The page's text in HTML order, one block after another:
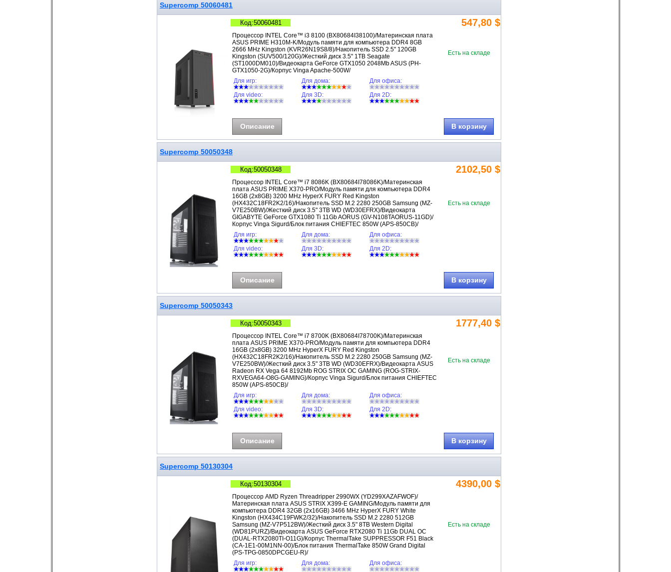
Supercomp 50060481
Код:50060481 547,80 $
Процессор INTEL Core™ i3 8100 (BX80684I38100)/Материнская плата
ASUS PRIME H310M-K/Модуль памяти для компьютера DDR4 8GB
2666 MHz Kingston (KVR26N19S8/8)/Накопитель SSD 2.5" 120GB
Kingston (SUV500/120G)/Жесткий диск 3.5" 1TB Seagate
(ST1000DM010)/Видеокарта GeForce GTX1050 2048Mb ASUS (PH-
GTX1050-2G)/Корпус Vinga Apache-500W/
Есть на складе
Для игр: Для дома:
Для офиса:
Для video:
Для 3D: Для 2D:
Описание В корзину
Supercomp 50050348
Код:50050348 2102,50 $
Процессор INTEL Core™ i7 8086K (BX80684I78086K)/Материнская
плата ASUS PRIME X370-PRO/Модуль памяти для компьютера DDR4
16GB (2x8GB) 3200 MHz HyperX FURY Red Kingston
(HX432C18FR2K2/16)/Накопитель SSD M.2 2280 250GB Samsung (MZ-
V7E250BW)/Жесткий диск 3.5" 3TB WD (WD30EFRX)/Видеокарта
GIGABYTE GeForce GTX1080 Ti 11Gb AORUS (GV-N108TAORUS-11GD)/
Корпус Vinga Sigurd/Блок питания CHIEFTEC 850W (APS-850CB)/
Есть на складе
Для игр: Для дома:
Для офиса:
Для video:
Для 3D: Для 2D:
Описание В корзину
Supercomp 50050343
Код:50050343 1777,40 $
Процессор INTEL Core™ i7 8700K (BX80684I78700K)/Материнская
плата ASUS PRIME X370-PRO/Модуль памяти для компьютера DDR4
16GB (2x8GB) 3200 MHz HyperX FURY Red Kingston
(HX432C18FR2K2/16)/Накопитель SSD M.2 2280 250GB Samsung (MZ-
V7E250BW)/Жесткий диск 3.5" 3TB WD (WD30EFRX)/Видеокарта ASUS
Radeon RX Vega 64 8192Mb ROG STRIX OC GAMING (ROG-STRIX-
RXVEGA64-O8G-GAMING)/Корпус Vinga Sigurd/Блок питания CHIEFTEC
850W (APS-850CB)/
Есть на складе
Для игр: Для дома:
Для офиса:
Для video:
Для 3D: Для 2D:
Описание В корзину
Supercomp 50130304
Код:50130304 4390,00 $
Процессор AMD Ryzen Threadripper 2990WX (YD299XAZAFWOF)/
Материнская плата ASUS STRIX X399-E GAMING/Модуль памяти для
компьютера DDR4 32GB (2x16GB) 3466 MHz HyperX FURY White
Kingston (HX434C19FWK2/32)/Накопитель SSD M.2 2280 512GB
Samsung (MZ-V7P512BW)/Жесткий диск 3.5" 8TB Western Digital
(WD81PURZ)/Видеокарта ASUS GeForce RTX2080 Ti 11Gb DUAL OC
(DUAL-RTX2080TI-O11G)/Корпус ThermalTake SUPPRESSOR F51 Black
(CA-1E1-00M1NN-00)/Блок питания ThermalTake 850W Grand Digital
(PS-TPG-0850DPCGEU-R)/
Есть на складе
Для игр: Для дома: Для офиса: